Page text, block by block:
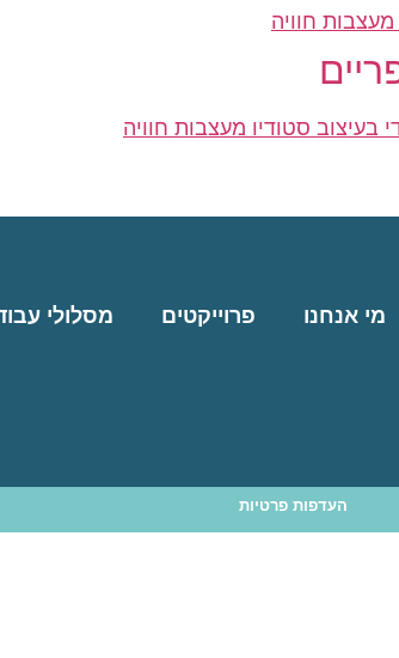
מי אנחנו פרוייקטים מסלולי
העדפות פרטיות